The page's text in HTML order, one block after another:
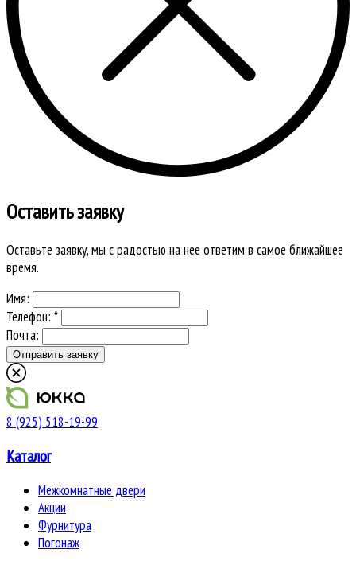
Оставить заявку
Оставьте заявку, мы с радостью на нее ответим в самое ближайшее
время.
Имя:
Телефон: *
Почта:
8 (925) 518-19-99
Каталог
Межкомнатные двери
Акции
Фурнитура
Погонаж